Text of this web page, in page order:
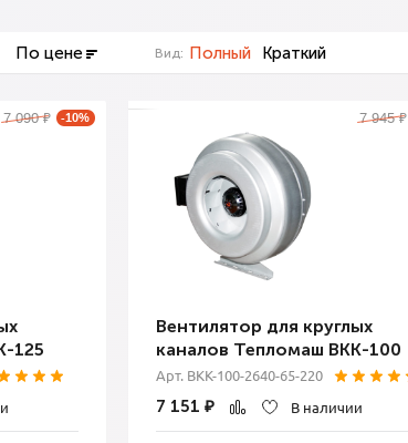
По цене Вид: Полный Краткий
125
7 090₽ -10%
Вентилятор для круглых
каналов Тепломаш ВКК-100
Арт. ВКК-100-2640-65-220
7 945₽
7 151₽ В наличии